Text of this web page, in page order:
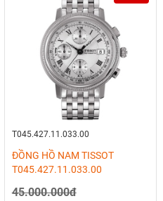
T045.427.11.033.00
ĐỒNG HỒ NAM TISSOT
T045.427.11.033.00
45.000.000đ